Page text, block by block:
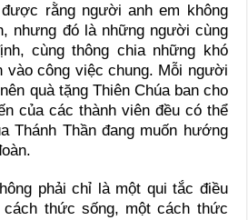
rằng người anh em không
nhưng đó là những người cùng
cùng thông chia những khó
vào công việc chung. Mỗi người
quà tặng Thiên Chúa ban cho
của các thành viên đều có thể
Thánh Thần đang muốn hướng
phải chỉ là một qui tắc điều
cách thức sống, một cách thức